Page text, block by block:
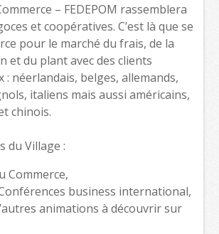
– FEDEPOM rassemblera
et coopératives. C’est là que se
pour le marché du frais, de la
et du plant avec des clients
néerlandais, belges, allemands,
italiens mais aussi américains,
chinois.
du Village :
Commerce,
Conférences business international,
animations à découvrir sur